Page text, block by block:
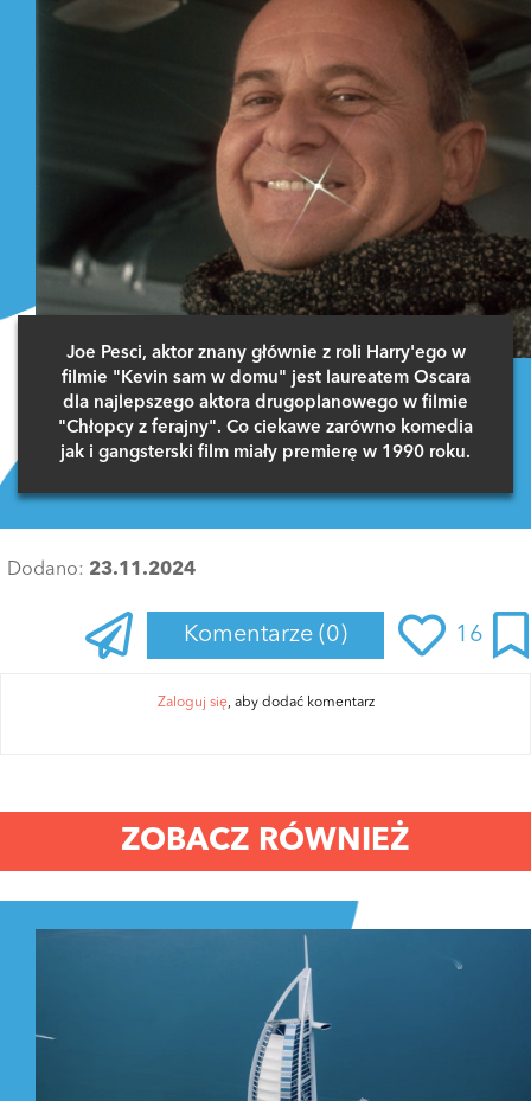
Joe Pesci, aktor znany głównie z roli Harry'ego w
filmie "Kevin sam w domu" jest laureatem Oscara
dla najlepszego aktora drugoplanowego w filmie
"Chłopcy z ferajny". Co ciekawe zarówno komedia
jak i gangsterski film miały premierę w 1990 roku.
Dodano: 23.11.2024
Komentarze (0) 16
Zaloguj się, aby dodać komentarz
ZOBACZ RÓWNIEŻ